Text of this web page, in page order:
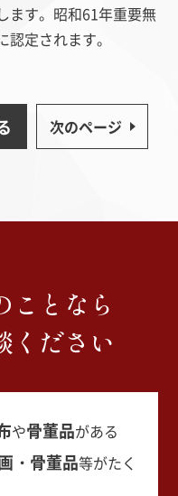
ます。昭和61年重要無
定されます。
次のページ
ことなら
ください
や骨董品がある
・骨董品等がたく